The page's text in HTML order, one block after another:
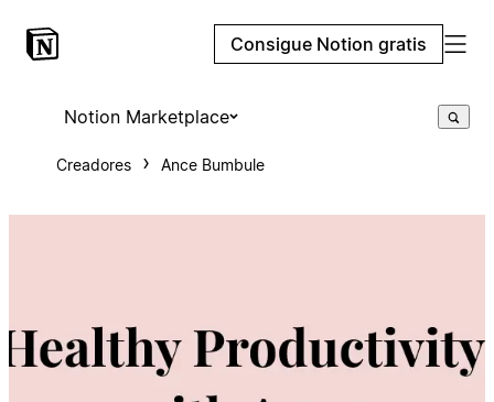
Consigue Notion gratis
Notion Marketplace
Creadores Ance Bumbule